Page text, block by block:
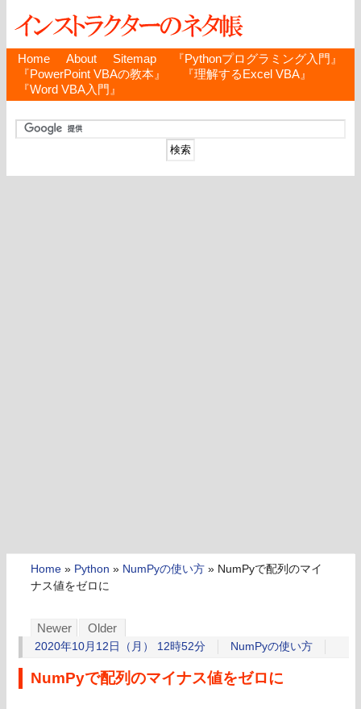
Home About Sitemap
『Pythonプログラミング入門』
『PowerPoint VBAの教本』
『理解するExcel VBA』
『Word VBA入門』
Home » Python » NumPyの使い方 » NumPyで配列のマイ
ナス値をゼロに
Newer Older
2020年10月12日（月） 12時52分 NumPyの使い方
NumPyで配列のマイナス値をゼロに